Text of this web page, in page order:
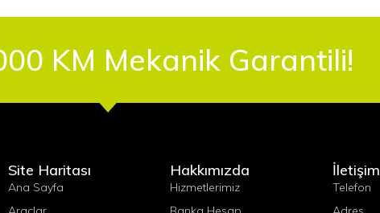
KM Mekanik Garantili!
Site Haritası
Ana Sayfa
Hakkımızda
Hizmetlerimiz
İletişim
Telefon